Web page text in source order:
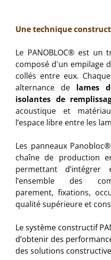
Une technique
Le PANOBLOC® est
composé d'un empilage
collés entre eux.
alternance de lames
isolantes de
acoustique et
l’espace libre entre les
Les panneaux
chaîne de production
permettant
l’ensemble des
parement, fixations,
qualité supérieure et
Le système constructif
d’obtenir des
des solutions